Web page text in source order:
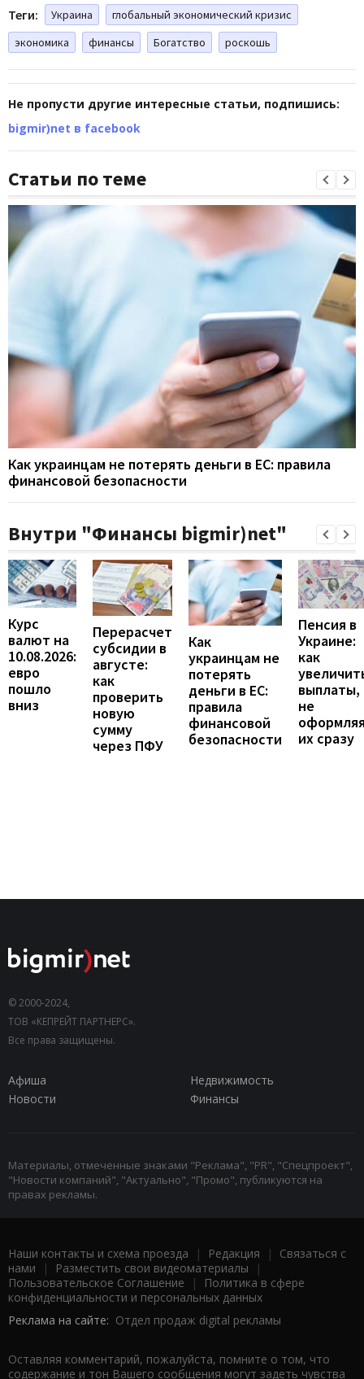
Теги: Украина
глобальный экономический кризис
экономика
финансы Богатство роскошь
Не пропусти другие интересные статьи, подпишись:
bigmir)net в facebook
Статьи по теме
Как украинцам не потерять деньги в ЕС: правила
финансовой безопасности
Внутри "Финансы bigmir)net"
Курс
валют на
10.08.2026:
евро
пошло
вниз
Перерасчет
субсидии в
августе:
как
проверить
новую
сумму
через ПФУ
Как
украинцам не
потерять
деньги в ЕС:
правила
финансовой
безопасности
Пенсия в
Украине:
как
выплаты,
не
их сразу
© 2000-2024,
ТОВ «КЕПРЕЙТ ПАРТНЕРС».
Все права защищены.
Афиша
Недвижимость
Новости
Финансы
Материалы, отмеченные знаками "Реклама", "PR", "Спецпроект",
"Новости компаний", "Актуально", "Промо", публикуются на
правах рекламы.
Наши контакты и схема проезда | Редакция | Связаться с
нами | Разместить свои видеоматериалы |
Пользовательское Соглашение |
Политика в сфере
конфиденциальности и персональных данных
Реклама на сайте: Отдел продаж digital рекламы
Оставляя комментарий, пожалуйста, помните о том, что
содержание и тон Вашего сообщения могут задеть чувства